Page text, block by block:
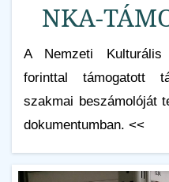
NKA-
A Nemzeti Kulturális
forinttal támogatott
szakmai beszámolóját
dokumentumban. <<